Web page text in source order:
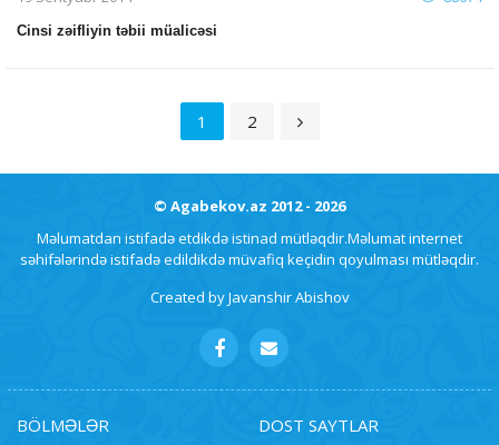
Cinsi zəifliyin təbii müalicəsi
1 2
© Agabekov.az 2012 - 2026
Məlumatdan istifadə etdikdə istinad mütləqdir.Məlumat internet
səhifələrində istifadə edildikdə müvafiq keçidin qoyulması mütləqdir.
Created byJavanshir Abishov
BÖLMƏLƏR DOST SAYTLAR